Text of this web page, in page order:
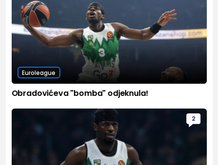
Euroleague
Obradovićeva "bomba" odjeknula!
2